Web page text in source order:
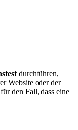
durchführen,
Website oder der
den Fall, dass eine